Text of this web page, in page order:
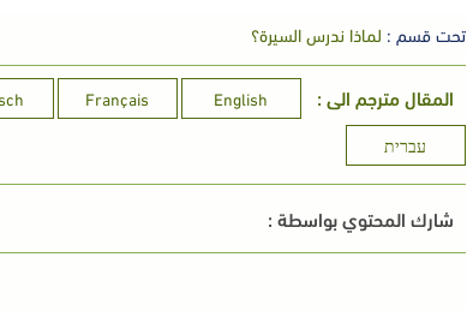
تحت قسم : لماذا ندرس السيرة؟
المقال مترجم الى : English
Français
עברית
شارك المحتوي بواسطة :